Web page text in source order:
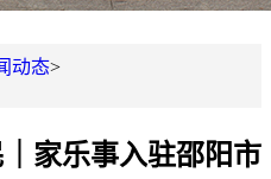
动态>
家乐事入驻邵阳市